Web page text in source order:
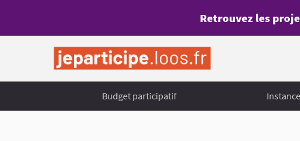
Retrouvez les
Budget participatif